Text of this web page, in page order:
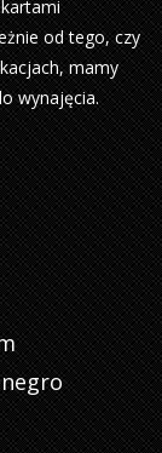
od tego, czy
mamy
wynajęcia.